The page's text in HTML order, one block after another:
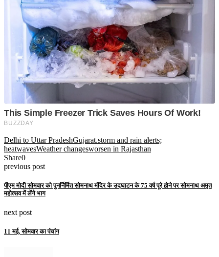
Delhi to Uttar PradeshGujarat.storm and rain alerts;
heatwavesWeather changesworsen in Rajasthan
Share0
previous post
पीएम मोदी सोमवार को पुनर्निर्मित सोमनाथ मंदिर के उद्घाटन के 75 वर्ष पूरे होने पर सोमनाथ अमृत
महोत्सव में लेंगे भाग
next post
11 मई, सोमवार का पंचांग